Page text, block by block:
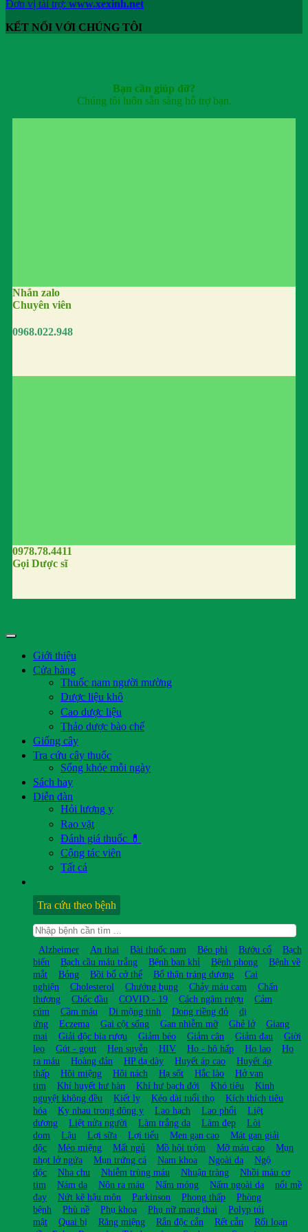
Đơn vị tài trợ: www.xexinh.net
KẾT NỐI VỚI CHÚNG TÔI
Bạn cần giúp đỡ?
Chúng tôi luôn sẵn sàng hỗ trợ bạn.
Nhắn zalo
Chuyên viên
0968.022.948
0978.78.4411
Gọi Dược sĩ
Giới thiệu
Cửa hàng
Thuốc nam người mường
Dược liệu khô
Cao dược liệu
Thảo dược bào chế
Giống cây
Tra cứu cây thuốc
Sống khỏe mỗi ngày
Sách hay
Diễn đàn
Hỏi lương y
Rao vặt
Đánh giá thuốc 💊
Cộng tác viên
Tất cả
Tra cứu theo bệnh
Alzheimer An thai Bài thuốc nam Béo phì Bướu cổ
Bạch
biến
Bạch cầu máu trắng Bệnh ban khỉ Bệnh phong
Bệnh về
mắt
Bỏng Bồi bổ cở thể Bổ thận tráng dương
Cai
nghiện
Cholesterol Chướng bụng Chảy máu cam
Chấn
thương
Chốc đầu COVID - 19 Cách ngâm rượu
Cảm
cúm
Cầm máu Di mộng tinh Dong riềng đỏ
dị
ứng
Eczema Gai cột sống Gan nhiễm mỡ Ghẻ lở
Giang
mai
Giải độc bia rượu Giảm béo Giảm cân Giảm đau
Giời
leo
Gút - gout Hen suyễn HIV Ho - hô hấp Ho lao
Ho
ra máu
Hoàng đản HP dạ dày Huyết áp cao
Huyết áp
thấp
Hôi miệng Hôi nách Hạ sốt Hắc lào
Hở van
tim
Khí huyết hư hàn Khí hư bạch đới Khó tiêu
Kinh
nguyệt không đều
Kiết lỵ Kéo dài tuổi thọ
Kích thích tiêu
hóa
Kỵ nhau trong đông y Lao hạch Lao phổi
Liệt
dương
Liệt nửa người Làm trắng da Làm đẹp
Lòi
dom
Lậu Lợi sữa Lợi tiểu Men gan cao
Mát gan giải
độc
Méo miệng Mất ngủ Mồ hôi trộm Mỡ máu cao
Mụn
nhọt lở ngứa
Mụn trứng cá Nam khoa Ngoài da
Ngộ
độc
Nha chu Nhiễm trùng máu Nhuận tràng
Nhồi máu cơ
tim
Nám da Nôn ra máu Nấm móng Nấm ngoài da
nổi mề
đay
Nứt kẽ hậu môn Parkinson Phong thấp
Phòng
bệnh
Phù nề Phụ khoa Phụ nữ mang thai
Polyp túi
mật
Quai bị Răng miệng Rắn độc cắn Rết cắn
Rối loạn